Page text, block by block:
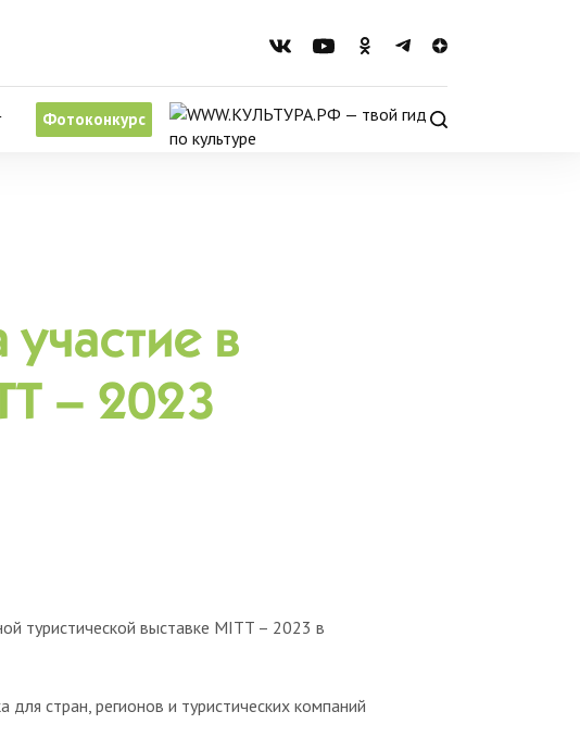
Фотоконкурс
в
– 2023
туристической выставке MITT – 2023 в
стран, регионов и туристических компаний